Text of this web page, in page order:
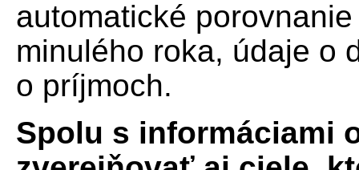
automatické
minulého roka, údaje o
o príjmoch.
Spolu s informáciami